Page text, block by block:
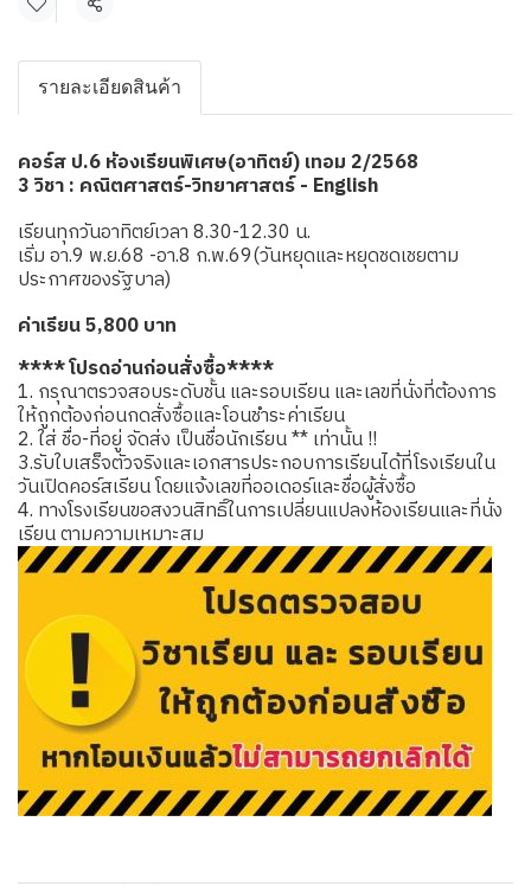
แชร์
รายละเอียดสินค้า
คอร์ส ป.6 ห้องเรียนพิเศษ(อาทิตย์) เทอม 2/2568
3 วิชา : คณิตศาสตร์-วิทยาศาสตร์ - English
เรียนทุกวันอาทิตย์เวลา 8.30-12.30 น.
เริ่ม อา.9 พ.ย.68 -อา.8 ก.พ.69(วันหยุดและหยุดชดเชยตาม
ประกาศของรัฐบาล)
ค่าเรียน 5,800 บาท
**** โปรดอ่านก่อนสั่งซื้อ****
1. กรุณาตรวจสอบระดับชั้น และรอบเรียน และเลขที่นั่งที่ต้องการ
ให้ถูกต้องก่อนกดสั่งซื้อและโอนชำระค่าเรียน
2. ใส่ ชื่อ-ที่อยู่ จัดส่ง เป็นชื่อนักเรียน ** เท่านั้น !!
3.รับใบเสร็จตัวจริงและเอกสารประกอบการเรียนได้ที่โรงเรียนใน
วันเปิดคอร์สเรียน โดยแจ้งเลขที่ออเดอร์และชื่อผู้สั่งซื้อ
4. ทางโรงเรียนขอสงวนสิทธิ์ในการเปลี่ยนแปลงห้องเรียนและที่นั่ง
เรียน ตามความเหมาะสม